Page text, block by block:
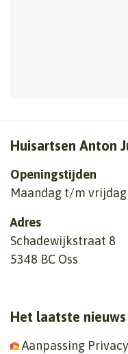
Huisartsen Anton
Openingstijden
Maandag t/m vrijdag
Adres
Schadewijkstraat 8
5348 BC Oss
Het laatste nieuws
Aanpassing